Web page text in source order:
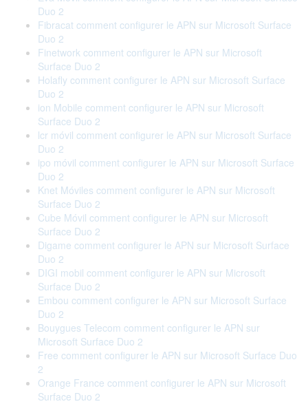
Duo 2
Fibracat comment configurer le APN sur Microsoft Surface
Duo 2
Finetwork comment configurer le APN sur Microsoft
Surface Duo 2
Holafly comment configurer le APN sur Microsoft Surface
Duo 2
ion Mobile comment configurer le APN sur Microsoft
Surface Duo 2
lcr móvil comment configurer le APN sur Microsoft Surface
Duo 2
ipo móvil comment configurer le APN sur Microsoft Surface
Duo 2
Knet Móviles comment configurer le APN sur Microsoft
Surface Duo 2
Cube Móvil comment configurer le APN sur Microsoft
Surface Duo 2
Digame comment configurer le APN sur Microsoft Surface
Duo 2
DIGI mobil comment configurer le APN sur Microsoft
Surface Duo 2
Embou comment configurer le APN sur Microsoft Surface
Duo 2
Bouygues Telecom comment configurer le APN sur
Microsoft Surface Duo 2
Free comment configurer le APN sur Microsoft Surface Duo
2
Orange France comment configurer le APN sur Microsoft
Surface Duo 2